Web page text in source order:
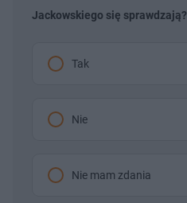
Jackowskiego się sprawdzają?
Tak
Nie
Nie mam zdania